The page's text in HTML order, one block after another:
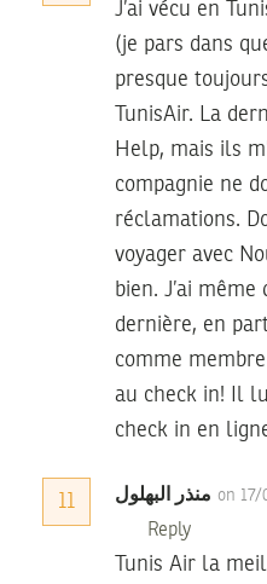
J’ai vécu en
(je pars dans
presque
TunisAir. La
Help, mais ils
compagnie ne
réclamations.
voyager avec
bien. J’ai
dernière, en
comme
au check in! Il
check in en
11 منذر البهلول on 17/
Reply
Tunis Air la